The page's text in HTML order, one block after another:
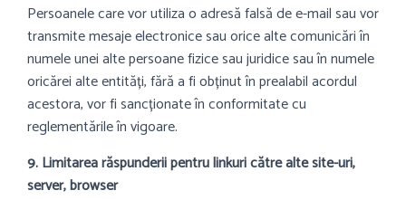
Persoanele care vor utiliza o adresă falsă de e-mail sau vor
transmite mesaje electronice sau orice alte comunicări în
numele unei alte persoane fizice sau juridice sau în numele
oricărei alte entități, fără a fi obținut în prealabil acordul
acestora, vor fi sancționate în conformitate cu
reglementările în vigoare.
9. Limitarea răspunderii pentru linkuri către alte site-uri,
server, browser